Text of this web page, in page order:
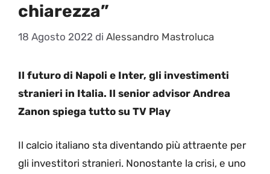
chiarezza”
18 Agosto 2022 di Alessandro Mastroluca
Il futuro di Napoli e Inter, gli investimenti
stranieri in Italia. Il senior advisor Andrea
Zanon spiega tutto su TV Play
Il calcio italiano sta diventando più attraente per
gli investitori stranieri. Nonostante la crisi, e uno